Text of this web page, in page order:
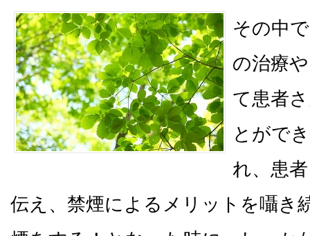
その中
の治療
て患者
とがで
れ、患
伝え、禁煙によるメリットを囁き